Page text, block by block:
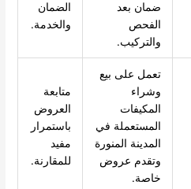
ضمان بعد
الفحص
والتركيب.
الضمان
والخدمة.
تعمل على بيع
وشراء
المكيفات
المستعملة في
المدينة المنورة
وتقدم عروض
خاصة.
متابعة
العروض
باستمرار
مفيد
للمقارنة.